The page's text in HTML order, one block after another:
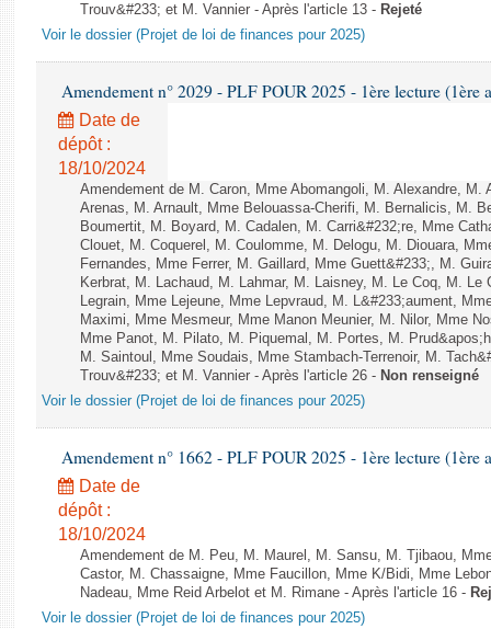
Trouv&#233; et M. Vannier - Après l'article 13 - Rejeté
Voir le dossier (Projet de loi de finances pour 2025)
Amendement n° 2029 - PLF POUR 2025 - 1ère lecture (1ère
Date de
dépôt :
18/10/2024
Amendement de M. Caron, Mme Abomangoli, M. Alexandre, M.
Arenas, M. Arnault, Mme Belouassa-Cherifi, M. Bernalicis, M.
Boumertit, M. Boyard, M. Cadalen, M. Carri&#232;re, Mme
Clouet, M. Coquerel, M. Coulomme, M. Delogu, M. Diouara,
Fernandes, Mme Ferrer, M. Gaillard, Mme Guett&#233;, M.
Kerbrat, M. Lachaud, M. Lahmar, M. Laisney, M. Le Coq, M. Le
Legrain, Mme Lejeune, Mme Lepvraud, M. L&#233;aument,
Maximi, Mme Mesmeur, Mme Manon Meunier, M. Nilor, Mme
Mme Panot, M. Pilato, M. Piquemal, M. Portes, M.
M. Saintoul, Mme Soudais, Mme Stambach-Terrenoir, M.
Trouv&#233; et M. Vannier - Après l'article 26 - Non renseigné
Voir le dossier (Projet de loi de finances pour 2025)
Amendement n° 1662 - PLF POUR 2025 - 1ère lecture (1ère
Date de
dépôt :
18/10/2024
Amendement de M. Peu, M. Maurel, M. Sansu, M. Tjibaou,
Castor, M. Chassaigne, Mme Faucillon, Mme K/Bidi, Mme
Nadeau, Mme Reid Arbelot et M. Rimane - Après l'article 16 -
Voir le dossier (Projet de loi de finances pour 2025)